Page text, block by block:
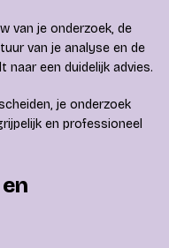
van je onderzoek, de
van je analyse en de
naar een duidelijk advies.
je onderzoek
en professioneel